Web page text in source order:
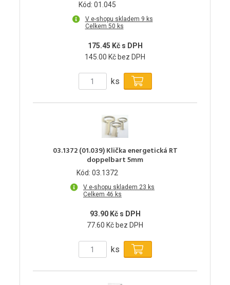
Kód: 01.045
V e-shopu skladem 9 ks
Celkem 50 ks
175.45 Kč s DPH
145.00 Kč bez DPH
ks
03.1372 (01.039) Klička energetická RT
doppelbart 5mm
Kód: 03.1372
V e-shopu skladem 23 ks
Celkem 46 ks
93.90 Kč s DPH
77.60 Kč bez DPH
ks